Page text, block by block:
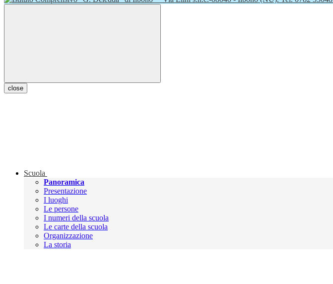
close
Scuola
Panoramica
Presentazione
I luoghi
Le persone
I numeri della scuola
Le carte della scuola
Organizzazione
La storia